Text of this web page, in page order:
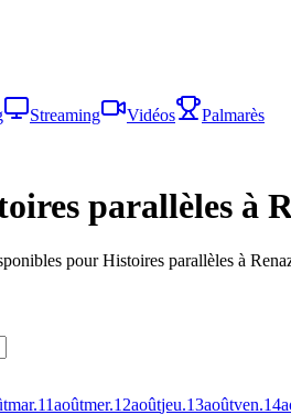
Streaming Vidéos
Palmarès
parallèles à
pour Histoires parallèles à
mar.11aoûtmer.12aoûtjeu.13aoûtven.14